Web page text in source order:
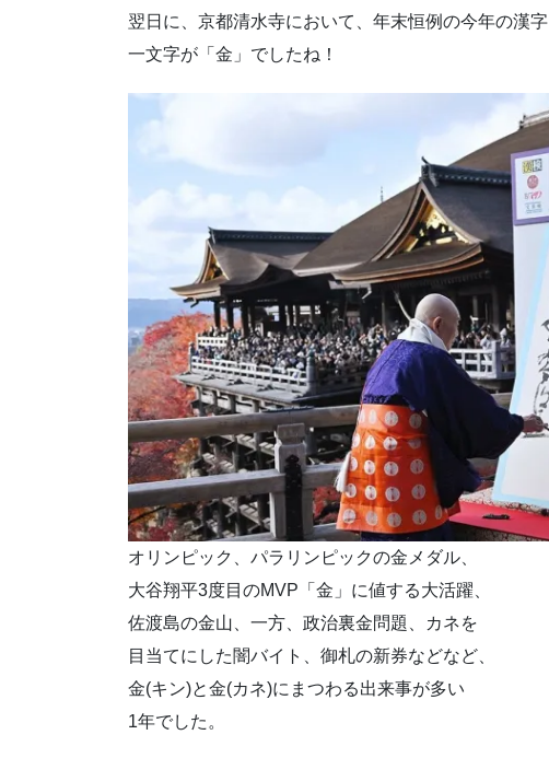
翌日に、京都清水寺において、年末恒例の今年の漢字
一文字が「金」でしたね！
オリンピック、パラリンピックの金メダル、
大谷翔平3度目のMVP「金」に値する大活躍、
佐渡島の金山、一方、政治裏金問題、カネを
目当てにした闇バイト、御札の新券などなど、
金(キン)と金(カネ)にまつわる出来事が多い
1年でした。